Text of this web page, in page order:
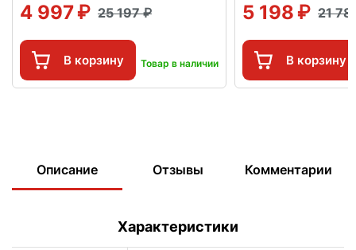
4 997 25 197
В корзину Товар в наличии
5 198 21
В корзину
Описание Отзывы Комментарии
Характеристики